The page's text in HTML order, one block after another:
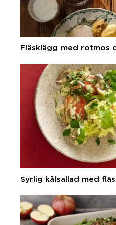
Fläsklägg med rotmos
Syrlig kålsallad med